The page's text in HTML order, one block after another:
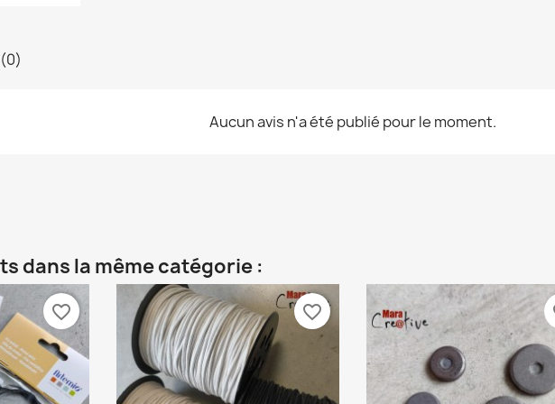
Aucun avis n'a été publié pour le moment.
dans la même catégorie :
favorite_border favorite_border